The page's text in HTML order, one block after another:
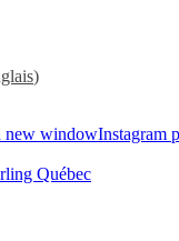
)
new windowInstagram